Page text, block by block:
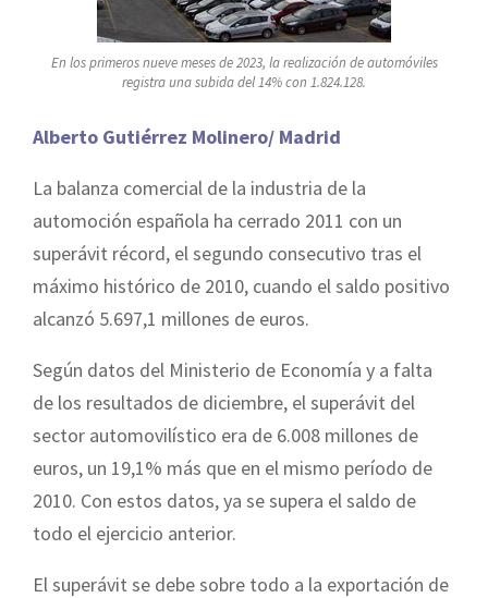
En los primeros nueve meses de 2023, la realización de automóviles
registra una subida del 14% con 1.824.128.
Alberto Gutiérrez Molinero/ Madrid
La balanza comercial de la industria de la
automoción española ha cerrado 2011 con un
superávit récord, el segundo consecutivo tras el
máximo histórico de 2010, cuando el saldo positivo
alcanzó 5.697,1 millones de euros.
Según datos del Ministerio de Economía y a falta
de los resultados de diciembre, el superávit del
sector automovilístico era de 6.008 millones de
euros, un 19,1% más que en el mismo período de
2010. Con estos datos, ya se supera el saldo de
todo el ejercicio anterior.
El superávit se debe sobre todo a la exportación de